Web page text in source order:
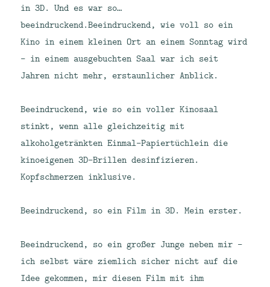
in 3D. Und es war so…
beeindruckend.Beeindruckend, wie voll so ein
Kino in einem kleinen Ort an einem Sonntag wird
– in einem ausgebuchten Saal war ich seit
Jahren nicht mehr, erstaunlicher Anblick.
Beeindruckend, wie so ein voller Kinosaal
stinkt, wenn alle gleichzeitig mit
alkoholgetränkten Einmal-Papiertüchlein die
kinoeigenen 3D-Brillen desinfizieren.
Kopfschmerzen inklusive.
Beeindruckend, so ein Film in 3D. Mein erster.
Beeindruckend, so ein großer Junge neben mir –
ich selbst wäre ziemlich sicher nicht auf die
Idee gekommen, mir diesen Film mit ihm